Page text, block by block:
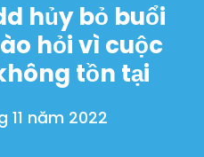
hủy bỏ buổi
hỏi vì cuộc
tồn tại
11 năm 2022